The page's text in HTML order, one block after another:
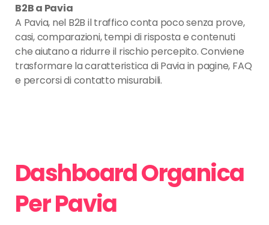
B2B a Pavia
A Pavia, nel B2B il traffico conta poco senza prove,
casi, comparazioni, tempi di risposta e contenuti
che aiutano a ridurre il rischio percepito. Conviene
trasformare la caratteristica di Pavia in pagine, FAQ
e percorsi di contatto misurabili.
Dashboard Organica
Per Pavia